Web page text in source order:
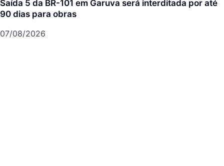
Saída 5 da BR-101 em Garuva será interditada por até
90 dias para obras
07/08/2026